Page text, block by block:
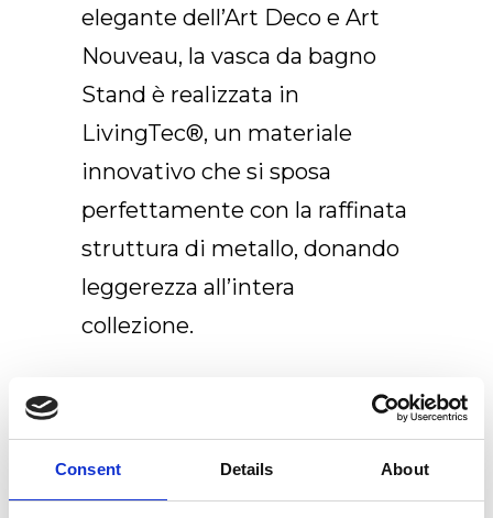
Consent Details About
elegante dell’Art Deco e Art
Nouveau, la vasca da bagno
Stand è realizzata in
LivingTec®, un materiale
innovativo che si sposa
perfettamente con la raffinata
struttura di metallo, donando
leggerezza all’intera
collezione.
a Milano al il Salone del Mobile
2016. Incrociamo le dita!